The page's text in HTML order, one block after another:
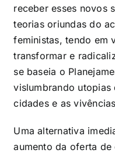
receber esses novos
teorias oriundas do
feministas, tendo em
transformar e
se baseia o
vislumbrando
cidades e as
Uma alternativa
aumento da oferta